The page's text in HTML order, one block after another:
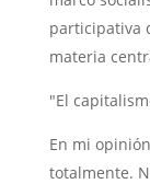
participativa
materia
"El
En mi
totalmente.